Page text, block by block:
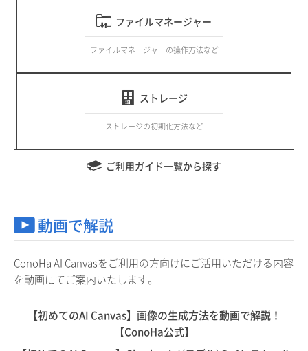
ファイルマネージャー
ファイルマネージャーの操作方法など
ストレージ
ストレージの初期化方法など
ご利用ガイド一覧から探す
動画で解説
ConoHa AI Canvasをご利用の方向けにご活用いただける内容
を動画にてご案内いたします。
【初めてのAI Canvas】画像の生成方法を動画で解説！
【ConoHa公式】